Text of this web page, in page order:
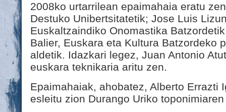
2008ko urtarrilean epaimahaia eratu
Destuko Unibertsitatetik; Jose Luis
Euskaltzaindiko Onomastika
Balier, Euskara eta Kultura Batzordeko
aldetik. Idazkari legez, Juan Antonio
euskara teknikaria aritu zen.
Epaimahaiak, ahobatez, Alberto Errazti
esleitu zion Durango Uriko